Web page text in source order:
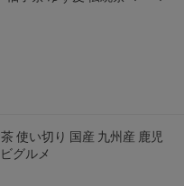
下載APP。
……等等」、48小時外付款、
歸還)退單者，退回的Letao
使い切り 国産 九州産 鹿児
グルメ